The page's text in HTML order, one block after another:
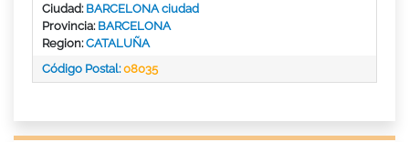
Ciudad: BARCELONA ciudad
Provincia: BARCELONA
Region:CATALUÑA
Código Postal:08035